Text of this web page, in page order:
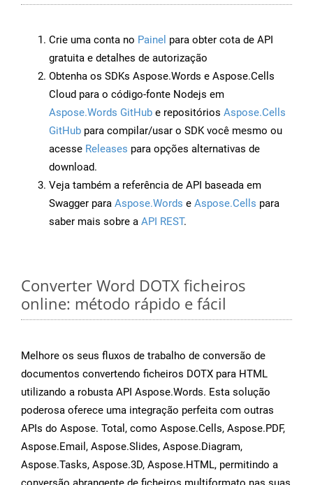
Crie uma conta no Painel para obter cota de API
gratuita e detalhes de autorização
Obtenha os SDKs Aspose.Words e Aspose.Cells
Cloud para o código-fonte Nodejs em
Aspose.Words GitHub e repositórios Aspose.Cells
GitHub para compilar/usar o SDK você mesmo ou
acesse Releases para opções alternativas de
download.
Veja também a referência de API baseada em
Swagger para Aspose.Words e Aspose.Cells para
saber mais sobre a API REST.
Converter Word DOTX ficheiros
online: método rápido e fácil
Melhore os seus fluxos de trabalho de conversão de
documentos convertendo ficheiros DOTX para HTML
utilizando a robusta API Aspose.Words. Esta solução
poderosa oferece uma integração perfeita com outras
APIs do Aspose. Total, como Aspose.Cells, Aspose.PDF,
Aspose.Email, Aspose.Slides, Aspose.Diagram,
Aspose.Tasks, Aspose.3D, Aspose.HTML, permitindo a